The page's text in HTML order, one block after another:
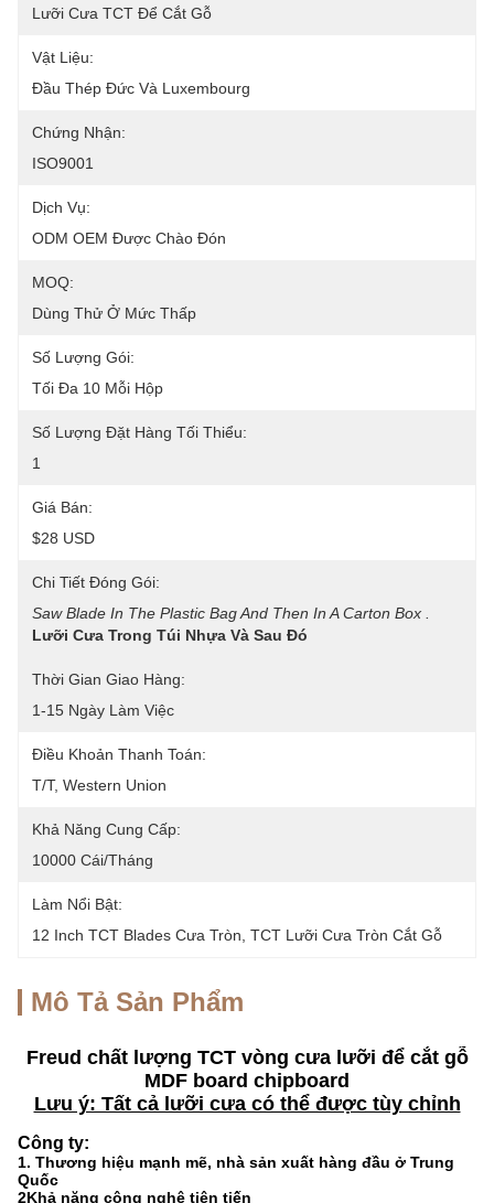
Lưỡi Cưa TCT Để Cắt Gỗ
Vật Liệu:
Đầu Thép Đức Và Luxembourg
Chứng Nhận:
ISO9001
Dịch Vụ:
ODM OEM Được Chào Đón
MOQ:
Dùng Thử Ở Mức Thấp
Số Lượng Gói:
Tối Đa 10 Mỗi Hộp
Số Lượng Đặt Hàng Tối Thiểu:
1
Giá Bán:
$28 USD
Chi Tiết Đóng Gói:
Saw Blade In The Plastic Bag And Then In A Carton Box .
Lưỡi Cưa Trong Túi Nhựa Và Sau Đó
Thời Gian Giao Hàng:
1-15 Ngày Làm Việc
Điều Khoản Thanh Toán:
T/T, Western Union
Khả Năng Cung Cấp:
10000 Cái/tháng
Làm Nổi Bật:
12 Inch TCT Blades Cưa Tròn TCT Lưỡi Cưa Tròn Cắt Gỗ
Mô Tả Sản Phẩm
Freud chất lượng TCT vòng cưa lưỡi để cắt gỗ
MDF board chipboard
Lưu ý: Tất cả lưỡi cưa có thể được tùy chỉnh
Công ty:
1. Thương hiệu mạnh mẽ, nhà sản xuất hàng đầu ở Trung
Quốc
2Khả năng công nghệ tiên tiến